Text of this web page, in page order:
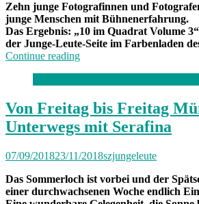
Zehn junge Fotografinnen und
junge Menschen mit Bühnenerfahrung.
Das Ergebnis: „10 im Quadrat Volume
der Junge-Leute-Seite im Farbenladen
Continue reading„So
so
nah“
Von Freitag bis Freitag
Unterwegs mit Serafina
07/09/201823/11/2018szjungeleute
Das Sommerloch ist vorbei und der
einer durchwachsenen Woche endlich